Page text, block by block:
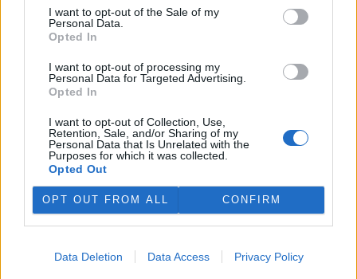
I want to opt-out of the Sale of my
Personal Data.
Opted In
I want to opt-out of processing my
Personal Data for Targeted Advertising.
Opted In
I want to opt-out of Collection, Use,
Retention, Sale, and/or Sharing of my
Personal Data that Is Unrelated with the
Purposes for which it was collected.
Opted Out
OPT OUT FROM ALL CONFIRM
Data Deletion Data Access Privacy Policy
5.8.2026 10:26 | PARDUBICE (ČTK)
Diskuse: 1
průtoků a suchého počasí
vyschl. Městský obvod VI chce
Povodí Labe. Organizace ale požadavek odmítla s tím, že údržbu
dělala už v červnu a další zásah v tuto chvíli neplánuje, zjistila ČTK.
Červený chce peníze ušetřené za rekultivaci rozdělit
obcím podle původní dohody
5.8.2026 01:29 (ČTK)
Ministr životního prostředí